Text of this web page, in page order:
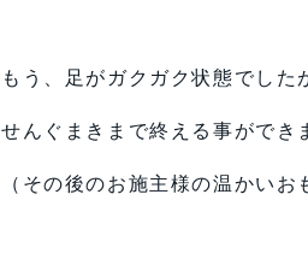
もう、足がガクガク状態でした
せんぐまきまで終える事ができ
（その後のお施主様の温かいお